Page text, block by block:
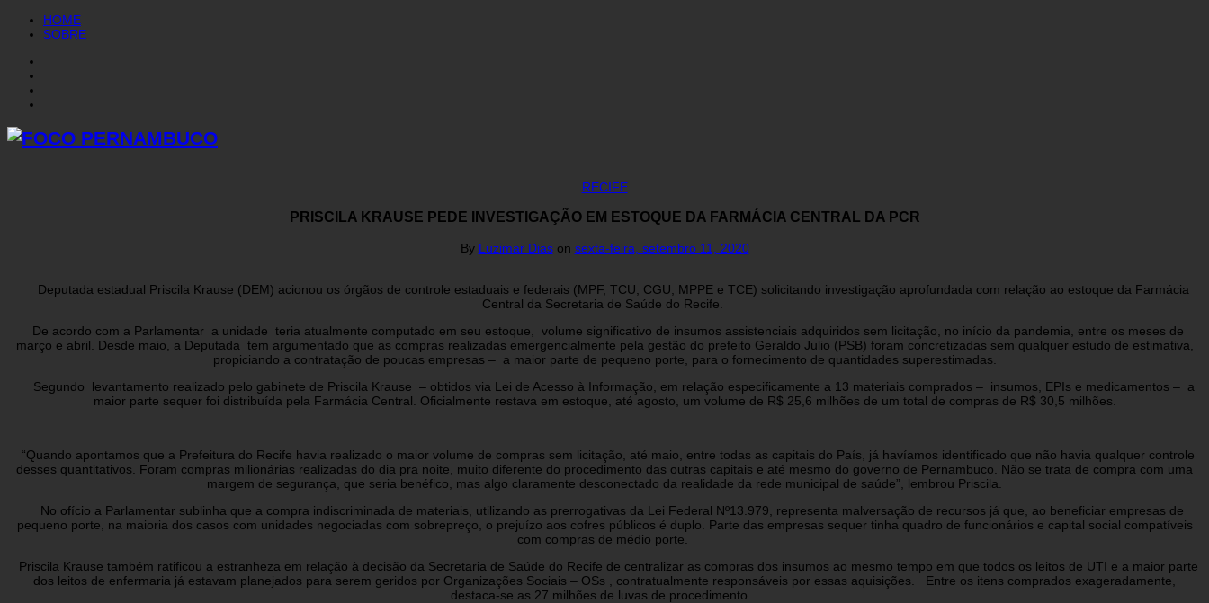
HOME
SOBRE
RECIFE
PRISCILA KRAUSE PEDE INVESTIGAÇÃO EM ESTOQUE DA FARMÁCIA CENTRAL DA PCR
By Luzimar Dias on sexta-feira, setembro 11, 2020
Deputada estadual Priscila Krause (DEM) acionou os órgãos de controle estaduais e federais (MPF, TCU, CGU, MPPE e TCE) solicitando investigação aprofundada com relação ao estoque da Farmácia
Central da Secretaria de Saúde do Recife.
De acordo com a Parlamentar a unidade teria atualmente computado em seu estoque, volume significativo de insumos assistenciais adquiridos sem licitação, no início da pandemia, entre os meses de
março e abril. Desde maio, a Deputada tem argumentado que as compras realizadas emergencialmente pela gestão do prefeito Geraldo Julio (PSB) foram concretizadas sem qualquer estudo de estimativa,
propiciando a contratação de poucas empresas – a maior parte de pequeno porte, para o fornecimento de quantidades superestimadas.
Segundo levantamento realizado pelo gabinete de Priscila Krause – obtidos via Lei de Acesso à Informação, em relação especificamente a 13 materiais comprados – insumos, EPIs e medicamentos – a
maior parte sequer foi distribuída pela Farmácia Central. Oficialmente restava em estoque, até agosto, um volume de R$ 25,6 milhões de um total de compras de R$ 30,5 milhões.
“Quando apontamos que a Prefeitura do Recife havia realizado o maior volume de compras sem licitação, até maio, entre todas as capitais do País, já havíamos identificado que não havia qualquer controle
desses quantitativos. Foram compras milionárias realizadas do dia pra noite, muito diferente do procedimento das outras capitais e até mesmo do governo de Pernambuco. Não se trata de compra com uma
margem de segurança, que seria benéfico, mas algo claramente desconectado da realidade da rede municipal de saúde”, lembrou Priscila.
No ofício a Parlamentar sublinha que a compra indiscriminada de materiais, utilizando as prerrogativas da Lei Federal Nº13.979, representa malversação de recursos já que, ao beneficiar empresas de
pequeno porte, na maioria dos casos com unidades negociadas com sobrepreço, o prejuízo aos cofres públicos é duplo. Parte das empresas sequer tinha quadro de funcionários e capital social compatíveis
com compras de médio porte.
Priscila Krause também ratificou a estranheza em relação à decisão da Secretaria de Saúde do Recife de centralizar as compras dos insumos ao mesmo tempo em que todos os leitos de UTI e a maior parte
dos leitos de enfermaria já estavam planejados para serem geridos por Organizações Sociais – OSs , contratualmente responsáveis por essas aquisições. Entre os itens comprados exageradamente,
destaca-se as 27 milhões de luvas de procedimento.